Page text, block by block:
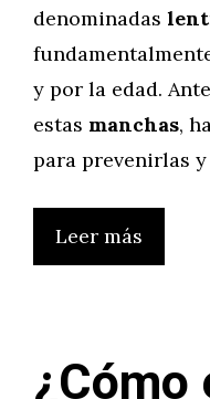
denominadas
y por la edad.
estas manchas,
para prevenirlas
Leer más
¿Cómo